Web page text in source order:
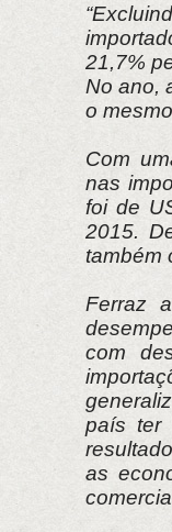
21,7%
No ano,
o
Com
nas
foi de
2015.
também
Ferraz
com
país ter
as